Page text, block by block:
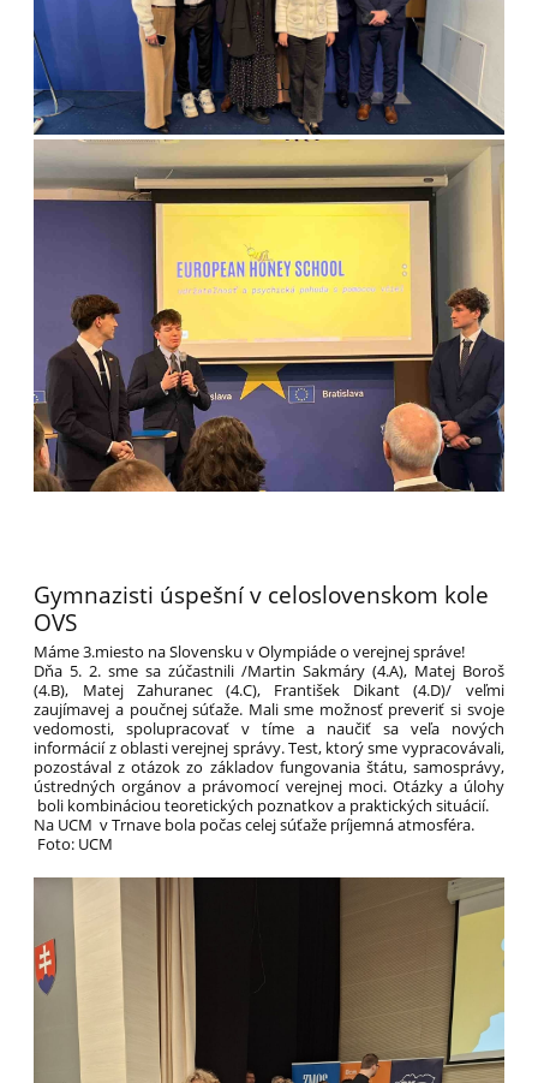
Gymnazisti úspešní v celoslovenskom kole
OVS
Máme 3.miesto na Slovensku v Olympiáde o verejnej správe!
Dňa 5. 2. sme sa zúčastnili /Martin Sakmáry (4.A), Matej Boroš
(4.B), Matej Zahuranec (4.C), František Dikant (4.D)/ veľmi
zaujímavej a poučnej súťaže. Mali sme možnosť preveriť si svoje
vedomosti, spolupracovať v tíme a naučiť sa veľa nových
informácií z oblasti verejnej správy. Test, ktorý sme vypracovávali,
pozostával z otázok zo základov fungovania štátu, samosprávy,
ústredných orgánov a právomocí verejnej moci. Otázky a úlohy
boli kombináciou teoretických poznatkov a praktických situácií.
Na UCM v Trnave bola počas celej súťaže príjemná atmosféra.
Foto: UCM